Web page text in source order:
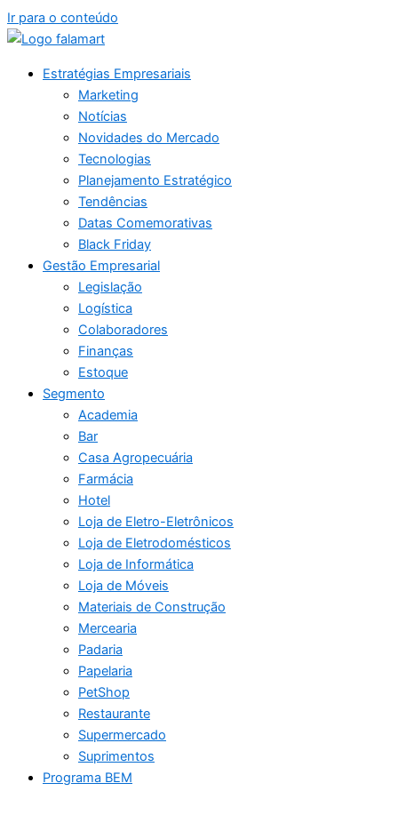
Ir para o conteúdo
Estratégias Empresariais
Marketing
Notícias
Novidades do Mercado
Tecnologias
Planejamento Estratégico
Tendências
Datas Comemorativas
Black Friday
Gestão Empresarial
Legislação
Logística
Colaboradores
Finanças
Estoque
Segmento
Academia
Bar
Casa Agropecuária
Farmácia
Hotel
Loja de Eletro-Eletrônicos
Loja de Eletrodomésticos
Loja de Informática
Loja de Móveis
Materiais de Construção
Mercearia
Padaria
Papelaria
PetShop
Restaurante
Supermercado
Suprimentos
Programa BEM